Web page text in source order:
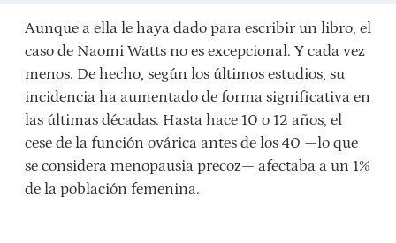
Aunque a ella le haya dado para escribir un libro, el
caso de Naomi Watts no es excepcional. Y cada vez
menos. De hecho, según los últimos estudios, su
incidencia ha aumentado de forma significativa en
las últimas décadas. Hasta hace 10 o 12 años, el
cese de la función ovárica antes de los 40 —lo que
se considera menopausia precoz— afectaba a un 1%
de la población femenina.